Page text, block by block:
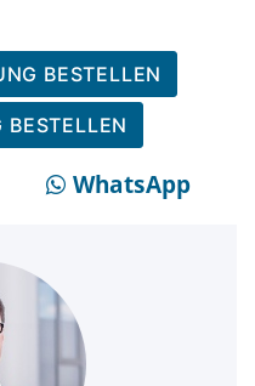
BESTELLEN
BESTELLEN
WhatsApp